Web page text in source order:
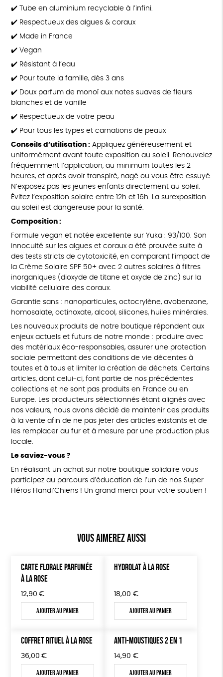
✔️ Tube en aluminium recyclable à l’infini.
✔️ Respectueux des algues & coraux
✔️ Made in France
✔️ Vegan
✔️ Résistant à l’eau
✔️ Pour toute la famille, dès 3 ans
✔️ Doux parfum de monoï aux notes suaves de fleurs
blanches et de vanille
✔️ Respectueux de votre peau
✔️ Pour tous les types et carnations de peaux
Conseils d’utilisation :Appliquez généreusement et
uniformément avant toute exposition au soleil. Renouvelez
fréquemment l’application, au minimum toutes les 2
heures, et après avoir transpiré, nagé ou vous être essuyé.
N’exposez pas les jeunes enfants directement au soleil.
Évitez l’exposition solaire entre 12h et 16h. La surexposition
au soleil est dangereuse pour la santé.
Composition :
Formule vegan et notée excellente sur Yuka : 93/100. Son
innocuité sur les algues et coraux a été prouvée suite à
des tests stricts de cytotoxicité, en comparant l’impact de
la Crème Solaire SPF 50+ avec 2 autres solaires à filtres
inorganiques (dioxyde de titane et oxyde de zinc) sur la
viabilité cellulaire des coraux.
Garantie sans : nanoparticules, octocrylène, avobenzone,
homosalate, octinoxate, alcool, silicones, huiles minérales.
Les nouveaux produits de notre boutique répondent aux
enjeux actuels et futurs de notre monde : produire avec
des matériaux éco-responsables, assurer une protection
sociale permettant des conditions de vie décentes à
toutes et à tous et limiter la création de déchets. Certains
articles, dont celui-ci, font partie de nos précédentes
collections et ne sont pas produits en France ou en
Europe. Les producteurs sélectionnés étant alignés avec
nos valeurs, nous avons décidé de maintenir ces produits
à la vente afin de ne pas jeter des articles existants et de
les remplacer au fur et à mesure par une production plus
locale.
Le saviez-vous ?
En réalisant un achat sur notre boutique solidaire vous
participez au parcours d’éducation de l’un de nos Super
Héros Handi’Chiens ! Un grand merci pour votre soutien !
Vous aimerez aussi
CARTE FLORALE PARFUMÉE
À LA ROSE
12,90 €
Ajouter au panier
HYDROLAT À LA ROSE
18,00 €
Ajouter au panier
COFFRET RITUEL À LA ROSE
36,00 €
Ajouter au panier
ANTI-MOUSTIQUES 2 EN 1
14,90 €
Ajouter au panier